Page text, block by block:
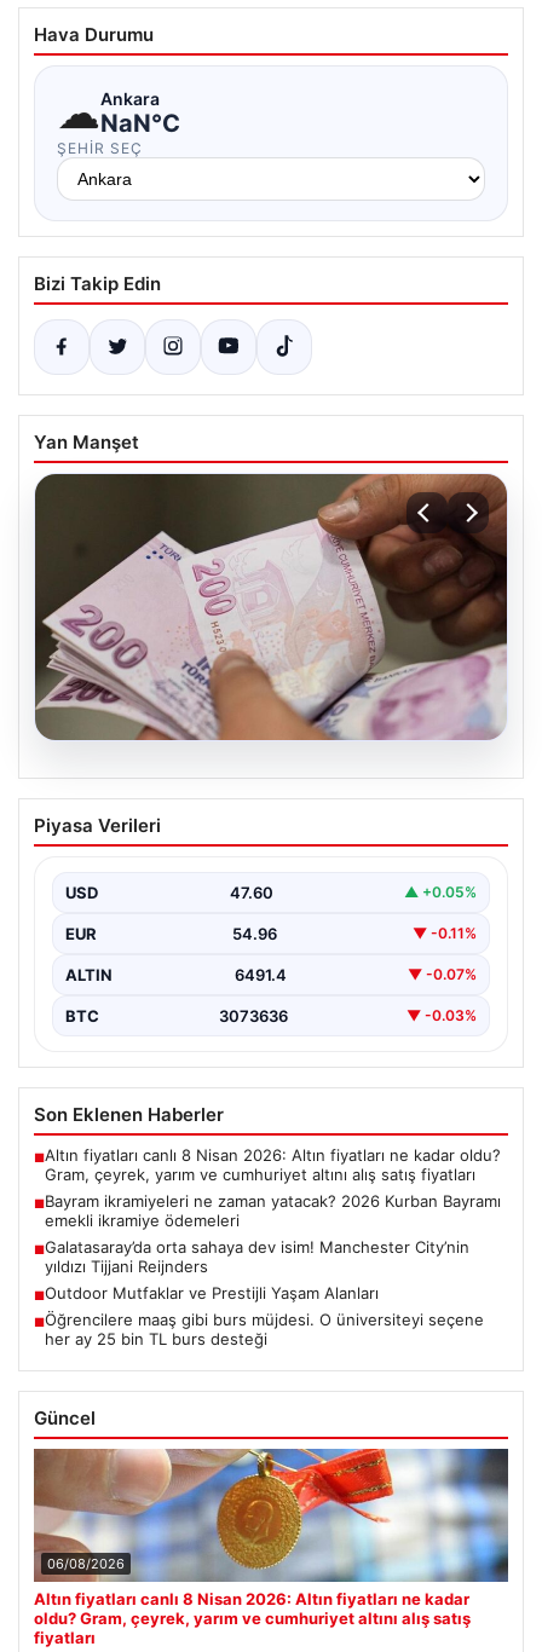
Hava Durumu
☁Ankara
NaN°C
ŞEHIR SEÇ
Bizi Takip Edin
Yan Manşet
Bayram ikramiyeleri ne zaman yatacak?
2026 Kurban Bayramı emekli ikramiye
Piyasa Verileri
USD 47.60 ▲ +0.05%
EUR 54.96 ▼ -0.11%
ALTIN 6491.4 ▼ -0.07%
BTC 3073636 ▼ -0.03%
Son Eklenen Haberler
■Altın fiyatları canlı 8 Nisan 2026: Altın fiyatları ne kadar oldu?
Gram, çeyrek, yarım ve cumhuriyet altını alış satış fiyatları
■Bayram ikramiyeleri ne zaman yatacak? 2026 Kurban Bayramı
emekli ikramiye ödemeleri
■Galatasaray’da orta sahaya dev isim! Manchester City’nin
yıldızı Tijjani Reijnders
■Outdoor Mutfaklar ve Prestijli Yaşam Alanları
■Öğrencilere maaş gibi burs müjdesi. O üniversiteyi seçene
her ay 25 bin TL burs desteği
Güncel
06/08/2026
Altın fiyatları canlı 8 Nisan 2026: Altın fiyatları ne kadar
oldu? Gram, çeyrek, yarım ve cumhuriyet altını alış satış
fiyatları